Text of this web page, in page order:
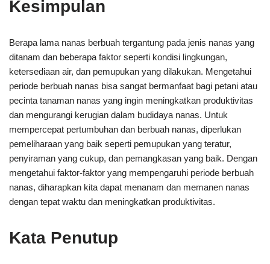
Kesimpulan
Berapa lama nanas berbuah tergantung pada jenis nanas yang
ditanam dan beberapa faktor seperti kondisi lingkungan,
ketersediaan air, dan pemupukan yang dilakukan. Mengetahui
periode berbuah nanas bisa sangat bermanfaat bagi petani atau
pecinta tanaman nanas yang ingin meningkatkan produktivitas
dan mengurangi kerugian dalam budidaya nanas. Untuk
mempercepat pertumbuhan dan berbuah nanas, diperlukan
pemeliharaan yang baik seperti pemupukan yang teratur,
penyiraman yang cukup, dan pemangkasan yang baik. Dengan
mengetahui faktor-faktor yang mempengaruhi periode berbuah
nanas, diharapkan kita dapat menanam dan memanen nanas
dengan tepat waktu dan meningkatkan produktivitas.
Kata Penutup